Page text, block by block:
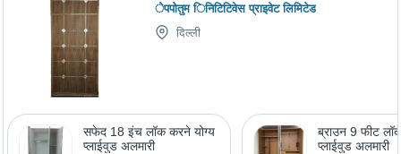
ेपपोतुम िनिटिटिवेस प्राइवेट लिमिटेड
दिल्ली
सफेद 18 इंच लॉक करने योग्य
प्लाईवुड अलमारी
ब्राउन 9 फीट
प्लाईवुड अलमारी